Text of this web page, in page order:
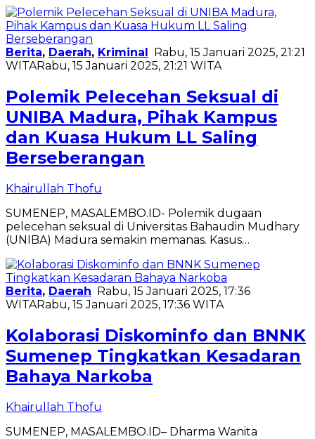
Berita, Daerah, Kriminal
Rabu, 15 Januari 2025, 21:21
WITARabu, 15 Januari 2025, 21:21 WITA
Polemik Pelecehan Seksual di
UNIBA Madura, Pihak Kampus
dan Kuasa Hukum LL Saling
Berseberangan
Khairullah Thofu
SUMENEP, MASALEMBO.ID- Polemik dugaan
pelecehan seksual di Universitas Bahaudin Mudhary
(UNIBA) Madura semakin memanas. Kasus…
Berita, Daerah
Rabu, 15 Januari 2025, 17:36
WITARabu, 15 Januari 2025, 17:36 WITA
Kolaborasi Diskominfo dan BNNK
Sumenep Tingkatkan Kesadaran
Bahaya Narkoba
Khairullah Thofu
SUMENEP, MASALEMBO.ID– Dharma Wanita